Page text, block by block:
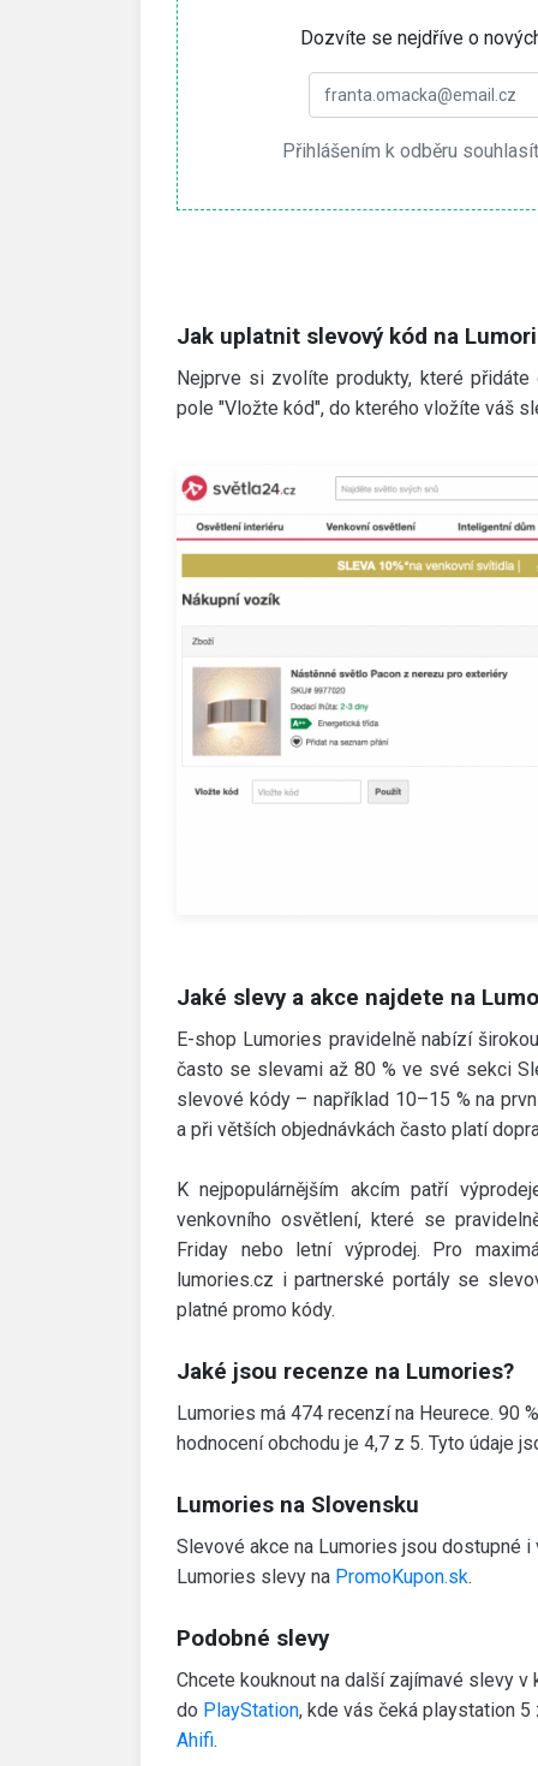
Dozvíte se nejdříve o
Přihlášením k odběru
Jak uplatnit slevový kód na
Nejprve si zvolíte produkty, které
pole "Vložte kód", do kterého vložíte váš
Jaké slevy a akce najdete na
E-shop Lumories pravidelně nabízí
často se slevami až 80 % ve své sekci
slevové kódy – například 10–15 % na
a při větších objednávkách často platí
K nejpopulárnějším akcím patří
venkovního osvětlení, které se
Friday nebo letní výprodej. Pro
lumories.cz i partnerské portály se
platné promo kódy.
Jaké jsou recenze na Lumories?
Lumories má 474 recenzí na Heurece. 90
hodnocení obchodu je 4,7 z 5. Tyto údaje
Lumories na Slovensku
Slevové akce na Lumories jsou dostupné
Lumories slevy na PromoKupon.sk.
Podobné slevy
Chcete kouknout na další zajímavé slevy v
do PlayStation, kde vás čeká playstation 5
Ahifi.